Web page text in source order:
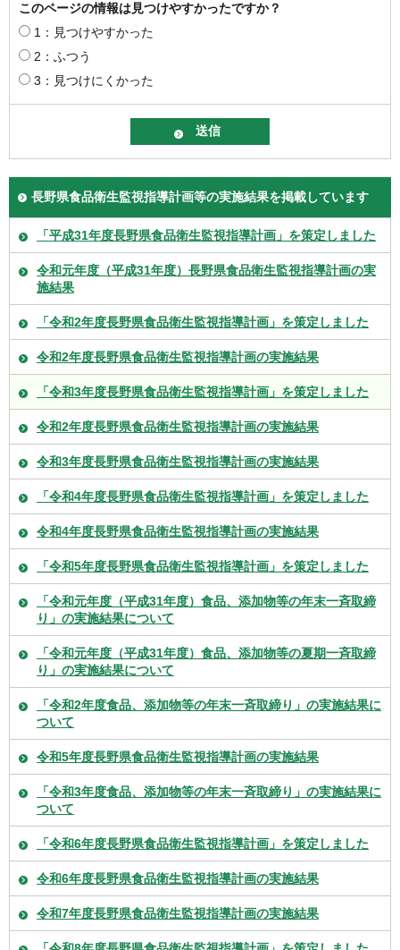
このページの情報は見つけやすかったですか？
1：見つけやすかった
2：ふつう
3：見つけにくかった
長野県食品衛生監視指導計画等の実施結果を掲載しています
「平成31年度長野県食品衛生監視指導計画」を策定しました
令和元年度（平成31年度）長野県食品衛生監視指導計画の実
施結果
「令和2年度長野県食品衛生監視指導計画」を策定しました
令和2年度長野県食品衛生監視指導計画の実施結果
「令和3年度長野県食品衛生監視指導計画」を策定しました
令和2年度長野県食品衛生監視指導計画の実施結果
令和3年度長野県食品衛生監視指導計画の実施結果
「令和4年度長野県食品衛生監視指導計画」を策定しました
令和4年度長野県食品衛生監視指導計画の実施結果
「令和5年度長野県食品衛生監視指導計画」を策定しました
「令和元年度（平成31年度）食品、添加物等の年末一斉取締
り」の実施結果について
「令和元年度（平成31年度）食品、添加物等の夏期一斉取締
り」の実施結果について
「令和2年度食品、添加物等の年末一斉取締り」の実施結果に
ついて
令和5年度長野県食品衛生監視指導計画の実施結果
「令和3年度食品、添加物等の年末一斉取締り」の実施結果に
ついて
「令和6年度長野県食品衛生監視指導計画」を策定しました
令和6年度長野県食品衛生監視指導計画の実施結果
令和7年度長野県食品衛生監視指導計画の実施結果